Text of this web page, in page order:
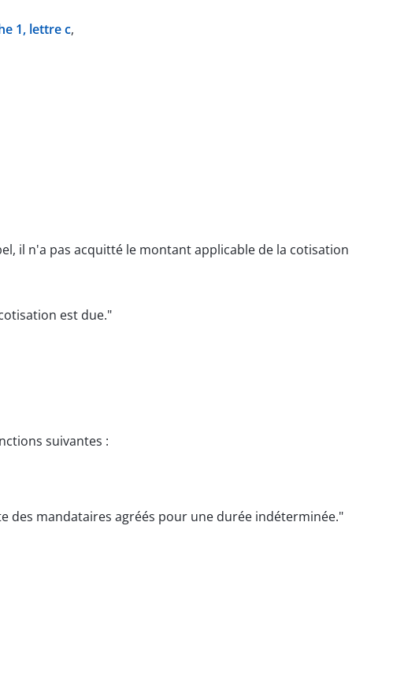
1, lettre c,
il n'a pas acquitté le montant applicable de la cotisation
est due."
suivantes :
des mandataires agréés pour une durée indéterminée."